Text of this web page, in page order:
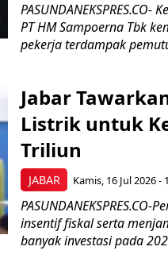
PT HM Sampoerna Tbk
pekerja terdampak
JABAR
Jabar
Listrik untuk
Triliun
Kamis, 16 Jul 2026 -
insentif fiskal serta
banyak investasi pada